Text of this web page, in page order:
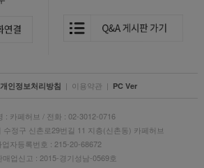
개인정보처리방침 | 이용약관 | PC Ver
: 카페허브 / 전화 : 02-3012-0716
수정구 신촌로29번길 11 지층(신촌동) 카페허브
업자등록번호 : 215-20-68672
매업신고 : 2015-경기성남-0569호